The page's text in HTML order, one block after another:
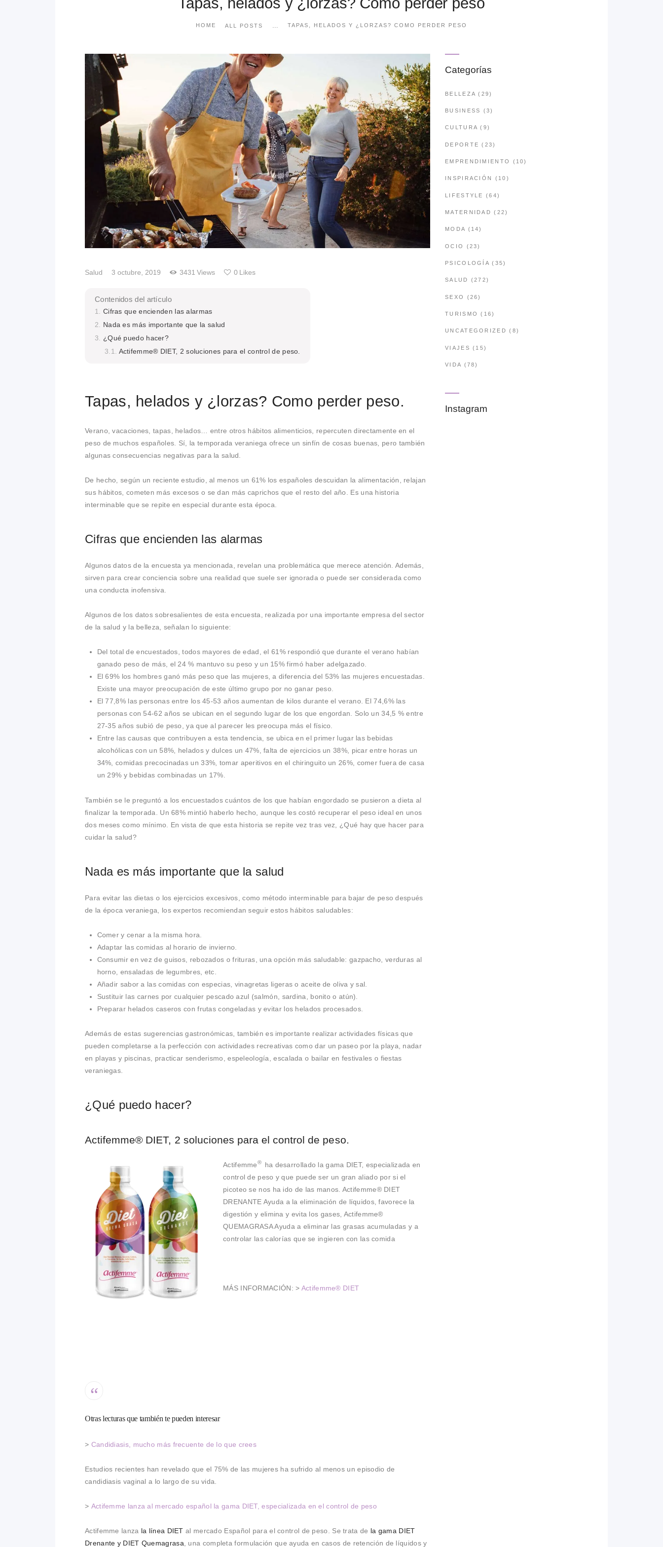
HOME ALL POSTS ... TAPAS, HELADOS Y ¿LORZAS? COMO PERDER PESO
Salud 3 octubre, 2019 3431 Views 0 Likes
Contenidos del artículo
Cifras que encienden las alarmas
Nada es más importante que la salud
¿Qué puedo hacer?
Actifemme® DIET, 2 soluciones para el control de peso.
Tapas, helados y ¿lorzas? Como perder peso.
Verano, vacaciones, tapas, helados… entre otros hábitos alimenticios, repercuten directamente en el
peso de muchos españoles. Sí, la temporada veraniega ofrece un sinfín de cosas buenas, pero también
algunas consecuencias negativas para la salud.
De hecho, según un reciente estudio, al menos un 61% los españoles descuidan la alimentación, relajan
sus hábitos, cometen más excesos o se dan más caprichos que el resto del año. Es una historia
interminable que se repite en especial durante esta época.
Cifras que encienden las alarmas
Algunos datos de la encuesta ya mencionada, revelan una problemática que merece atención. Además,
sirven para crear conciencia sobre una realidad que suele ser ignorada o puede ser considerada como
una conducta inofensiva.
Algunos de los datos sobresalientes de esta encuesta, realizada por una importante empresa del sector
de la salud y la belleza, señalan lo siguiente:
Del total de encuestados, todos mayores de edad, el 61% respondió que durante el verano habían
ganado peso de más, el 24 % mantuvo su peso y un 15% firmó haber adelgazado.
El 69% los hombres ganó más peso que las mujeres, a diferencia del 53% las mujeres encuestadas.
Existe una mayor preocupación de este último grupo por no ganar peso.
El 77,8% las personas entre los 45-53 años aumentan de kilos durante el verano. El 74,6% las
personas con 54-62 años se ubican en el segundo lugar de los que engordan. Solo un 34,5 % entre
27-35 años subió de peso, ya que al parecer les preocupa más el físico.
Entre las causas que contribuyen a esta tendencia, se ubica en el primer lugar las bebidas
alcohólicas con un 58%, helados y dulces un 47%, falta de ejercicios un 38%, picar entre horas un
34%, comidas precocinadas un 33%, tomar aperitivos en el chiringuito un 26%, comer fuera de casa
un 29% y bebidas combinadas un 17%.
También se le preguntó a los encuestados cuántos de los que habían engordado se pusieron a dieta al
finalizar la temporada. Un 68% mintió haberlo hecho, aunque les costó recuperar el peso ideal en unos
dos meses como mínimo. En vista de que esta historia se repite vez tras vez, ¿Qué hay que hacer para
cuidar la salud?
Nada es más importante que la salud
Para evitar las dietas o los ejercicios excesivos, como método interminable para bajar de peso después
de la época veraniega, los expertos recomiendan seguir estos hábitos saludables:
Comer y cenar a la misma hora.
Adaptar las comidas al horario de invierno.
Consumir en vez de guisos, rebozados o frituras, una opción más saludable: gazpacho, verduras al
horno, ensaladas de legumbres, etc.
Añadir sabor a las comidas con especias, vinagretas ligeras o aceite de oliva y sal.
Sustituir las carnes por cualquier pescado azul (salmón, sardina, bonito o atún).
Preparar helados caseros con frutas congeladas y evitar los helados procesados.
Además de estas sugerencias gastronómicas, también es importante realizar actividades físicas que
pueden completarse a la perfección con actividades recreativas como dar un paseo por la playa, nadar
en playas y piscinas, practicar senderismo, espeleología, escalada o bailar en festivales o fiestas
veraniegas.
¿Qué puedo hacer?
Actifemme® DIET, 2 soluciones para el control de peso.
Actifemme®
ha desarrollado la gama DIET, especializada en
control de peso y que puede ser un gran aliado por si el
picoteo se nos ha ido de las manos. Actifemme® DIET
DRENANTE Ayuda a la eliminación de líquidos, favorece la
digestión y elimina y evita los gases, Actifemme®
QUEMAGRASA Ayuda a eliminar las grasas acumuladas y a
controlar las calorías que se ingieren con las comida
MÁS INFORMACIÓN: > Actifemme® DIET
Otras lecturas que también te pueden interesar
> Candidiasis, mucho más frecuente de lo que crees
Estudios recientes han revelado que el 75% de las mujeres ha sufrido al menos un episodio de
candidiasis vaginal a lo largo de su vida.
> Actifemme lanza al mercado español la gama DIET, especializada en el control de peso
Actifemme lanza la línea DIET al mercado Español para el control de peso. Se trata de la gama DIET
Drenante y DIET Quemagrasa, una completa formulación que ayuda en casos de retención de líquidos y
Categorías
BELLEZA (29)
BUSINESS (3)
CULTURA (9)
DEPORTE (23)
EMPRENDIMIENTO (10)
INSPIRACIÓN (10)
LIFESTYLE (64)
MATERNIDAD (22)
MODA (14)
OCIO (23)
PSICOLOGÍA (35)
SALUD (272)
SEXO (26)
TURISMO (16)
UNCATEGORIZED (8)
VIAJES (15)
VIDA (78)
Instagram